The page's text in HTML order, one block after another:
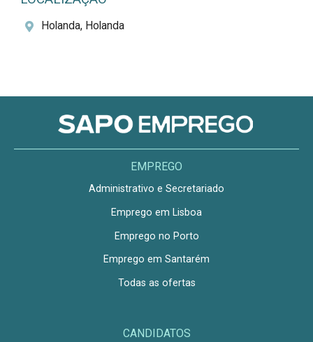
Holanda, Holanda
EMPREGO
Administrativo e Secretariado
Emprego em Lisboa
Emprego no Porto
Emprego em Santarém
Todas as ofertas
CANDIDATOS